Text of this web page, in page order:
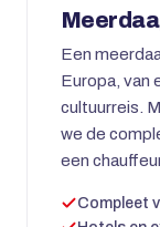
Een
Europa, van
cultuurreis.
we de
een
Compleet